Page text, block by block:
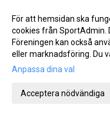
Ny rutin för köp av termins- /
Vårterminen börjar 14 januari
Gå till
För att hemsidan ska
cookies från SportAdmin.
Föreningen kan också
eller marknadsföring. Du
Anpassa dina val
Acceptera nödvändiga